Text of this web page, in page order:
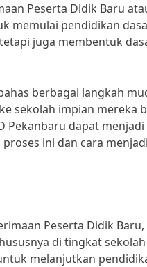
Peserta Didik Baru
memulai pendidikan
juga membentuk
berbagai langkah
sekolah impian mereka
Pekanbaru dapat
ini dan cara
Peserta Didik
di tingkat
melanjutkan